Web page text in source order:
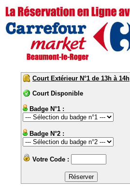
Court Extérieur N°1 de 13h à 14h
Court Disponible
Badge N°1 :
Badge N°2 :
Votre Code :